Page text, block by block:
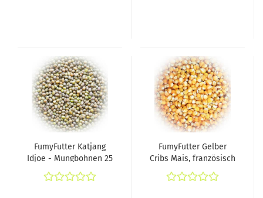
FumyFutter Katjang
Idjoe - Mungbohnen 25
kg
FumyFutter Gelber
Cribs Mais, französisch
25 kg